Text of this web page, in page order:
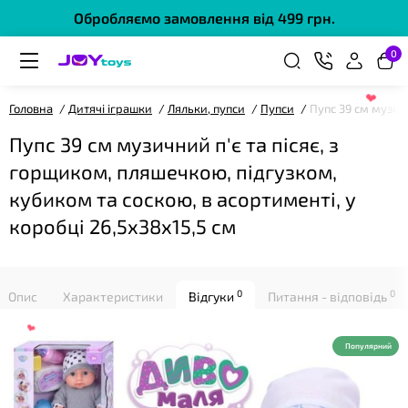
Обробляємо замовлення від 499 грн.
0
Головна Дитячі іграшки Ляльки, пупси Пупси Пупс 39 см
Пупс 39 см музичний п'є та пісяє, з
горщиком, пляшечкою, підгузком,
кубиком та соскою, в асортименті, у
коробці 26,5х38х15,5 см
Опис Характеристики Відгуки 0 Питання - відповідь 0
Популярний
❤
❤